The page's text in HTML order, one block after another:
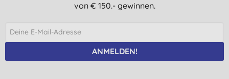
von € 150.- gewinnen.
ANMELDEN!